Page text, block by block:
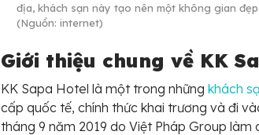
địa, khách sạn này tạo nên một không gian
(Nguồn: internet)
Giới thiệu chung về KK
KK Sapa Hotel là một trong nhữngkhách
cấp quốc tế, chính thức khai trương và đi
tháng 9 năm 2019 do Việt Pháp Group làm